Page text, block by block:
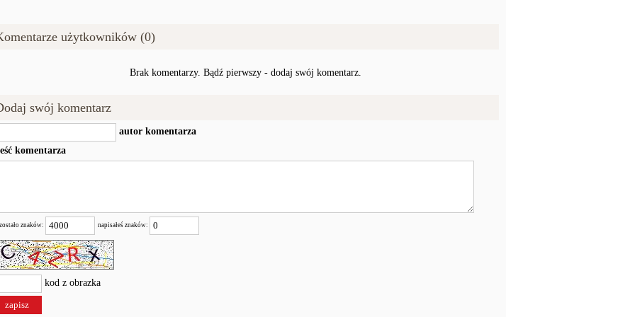
użytkowników (0)
Brak komentarzy. Bądź pierwszy - dodaj swój komentarz.
swój komentarz
autor komentarza
komentarza
znaków: napisałeś znaków:
kod z obrazka